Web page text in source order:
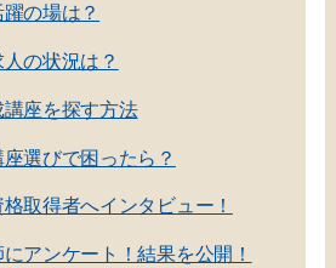
の場は？
の状況は？
講座を探す方法
選びで困ったら？
取得者へインタビュー！
アンケート！結果を公開！